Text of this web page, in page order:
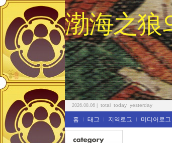
渤海之狼
2026.08.06 total today yesterday
홈 태그 지역로그 미디어로그